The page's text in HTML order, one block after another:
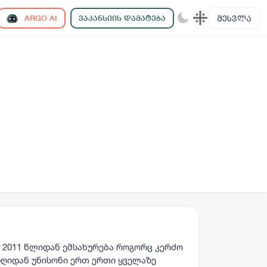
ARGO AI ᲕᲐᲙᲐᲜᲡᲘᲘᲡ ᲓᲐᲛᲐᲢᲔᲑᲐ ᲨᲔᲡᲕᲚᲐ
წლიდან ემსახურება როგორც კერძო
უნისონი ერთ ერთი ყველაზე